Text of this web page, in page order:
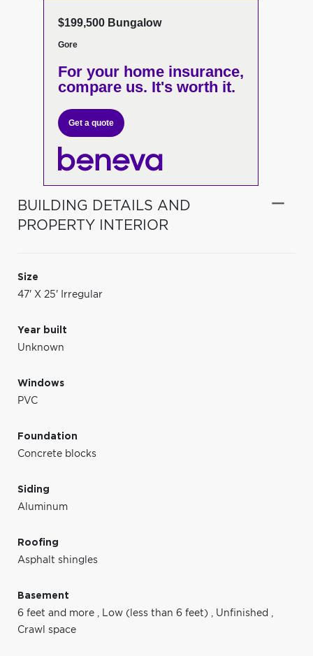
$199,500 Bungalow
Gore
For your home insurance,
compare us. It's worth it.
Get a quote
BUILDING DETAILS AND
PROPERTY INTERIOR
Size
47' X 25' Irregular
Year built
Unknown
Windows
PVC
Foundation
Concrete blocks
Siding
Aluminum
Roofing
Asphalt shingles
Basement
6 feet and more , Low (less than 6 feet) , Unfinished ,
Crawl space